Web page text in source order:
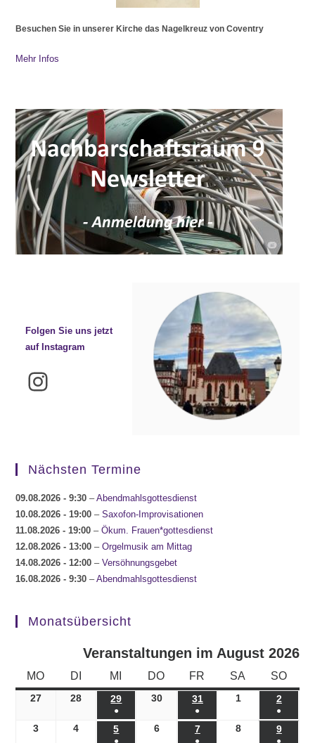
Besuchen Sie in unserer Kirche das Nagelkreuz von Coventry
Mehr Infos
Folgen Sie uns jetzt
auf Instagram
Instagram
Nächsten Termine
09.08.2026 - 9:30 –Abendmahlsgottesdienst
10.08.2026 - 19:00 –Saxofon-Improvisationen
11.08.2026 - 19:00 –Ökum. Frauen*gottesdienst
12.08.2026 - 13:00 –Orgelmusik am Mittag
14.08.2026 - 12:00 –Versöhnungsgebet
16.08.2026 - 9:30 –Abendmahlsgottesdienst
Monatsübersicht
Veranstaltungen im August 2026
MO MONTAG
DI DIENSTAG
MI MITTWOCH
DO DONNERSTAG
FR FREITAG
SA SAMSTAG
SO
27 27.07.2026
28 28.07.2026
29 29.07.2026
●
(1
3030.07.2026
3131.07.2026
●
(1
101.08.2026
2
●
(1
3 03.08.2026
4 04.08.2026
5 05.08.2026
●
606.08.2026
707.08.2026
●
808.08.2026
9
●